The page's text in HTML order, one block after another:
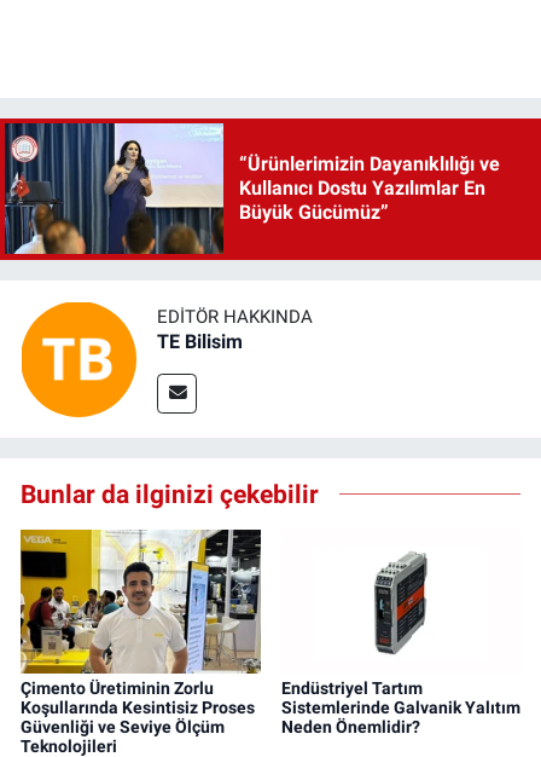
“Ürünlerimizin Dayanıklılığı ve
Kullanıcı Dostu Yazılımlar En
Büyük Gücümüz”
EDITÖR HAKKINDA
TE Bilisim
Bunlar da ilginizi çekebilir
Çimento Üretiminin Zorlu
Koşullarında Kesintisiz Proses
Güvenliği ve Seviye Ölçüm
Teknolojileri
Endüstriyel Tartım
Sistemlerinde Galvanik Yalıtım
Neden Önemlidir?